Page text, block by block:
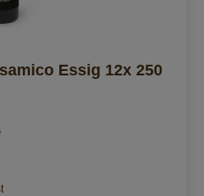
Essig 12x 250